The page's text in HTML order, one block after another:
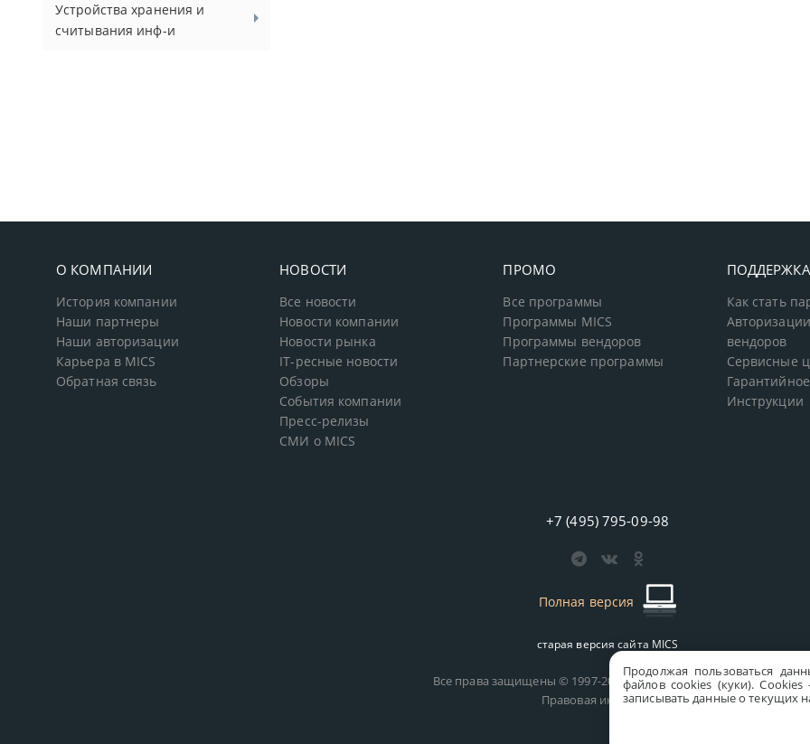
Продолжая пользоваться
файлов cookies (куки).
записывать данные о текущих
Устройства хранения и
считывания инф-и
О КОМПАНИИ
История компании
Наши партнеры
Наши авторизации
Карьера в MICS
Обратная связь
НОВОСТИ
Все новости
Новости компании
Новости рынка
IT-ресные новости
Обзоры
События компании
Пресс-релизы
СМИ о MICS
ПРОМО
Все программы
Программы MICS
Программы вендоров
Партнерские программы
ПОДДЕРЖКА
Как стать
вендоров
Сервисные
Инструкции
+7 (495) 795-09-98
Полная версия
старая версия сайта MICS
Все права защищены © 1997-2026 MICS Distribution Company
Правовая информация